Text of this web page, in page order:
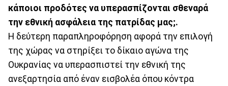
κάποιοι προδότες να υπερασπίζονται σθεναρά
την εθνική ασφάλεια της πατρίδας μας;.
Η δεύτερη παραπληροφόρηση αφορά την επιλογή
της χώρας να στηρίξει το δίκαιο αγώνα της
Ουκρανίας να υπερασπιστεί την εθνική της
ανεξαρτησία από έναν εισβολέα όπου κόντρα